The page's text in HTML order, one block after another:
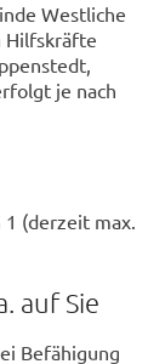
Westliche
Hilfskräfte
je nach
(derzeit max.
auf Sie
Befähigung